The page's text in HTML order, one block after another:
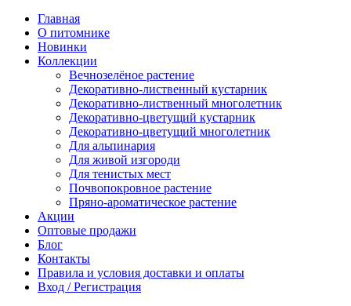
Главная
О питомнике
Новинки
Коллекции
Вечнозелёное растение
Декоративно-лиственный кустарник
Декоративно-лиственный многолетник
Декоративно-цветущий кустарник
Декоративно-цветущий многолетник
Для альпинария
Для живой изгороди
Для тенистых мест
Почвопокровное растение
Пряно-ароматическое растение
Акции
Оптовые продажи
Блог
Контакты
Правила и условия доставки и оплаты
Вход / Регистрация